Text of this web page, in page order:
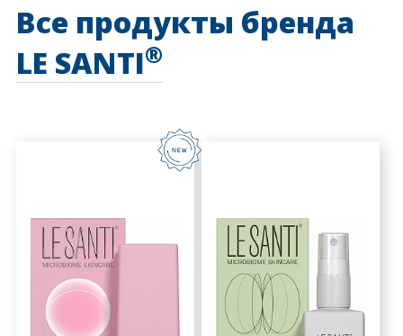
Все продукты бренда
LE SANTI®